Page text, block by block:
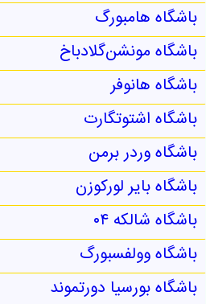
باشگاه هامبورگ
باشگاه مونشن‌گلادباخ
باشگاه هانوفر
باشگاه اشتوتگارت
باشگاه وردر برمن
باشگاه بایر لورکوزن
باشگاه شالکه ۰۴
باشگاه وولفسبورگ
باشگاه بورسیا دورتموند